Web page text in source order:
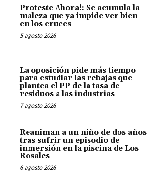
Proteste Ahora!: Se acumula la
maleza que ya impide ver bien
en los cruces
5 agosto 2026
La oposición pide más tiempo
para estudiar las rebajas que
plantea el PP de la tasa de
residuos a las industrias
7 agosto 2026
Reaniman a un niño de dos años
tras sufrir un episodio de
inmersión en la piscina de Los
Rosales
6 agosto 2026